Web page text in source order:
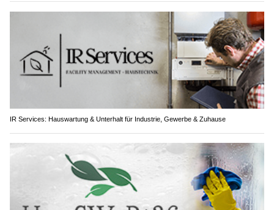
IR Services: Hauswartung & Unterhalt für Industrie, Gewerbe & Zuhause